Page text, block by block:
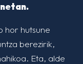
hor hutsune
berezirik,
Eta, alde